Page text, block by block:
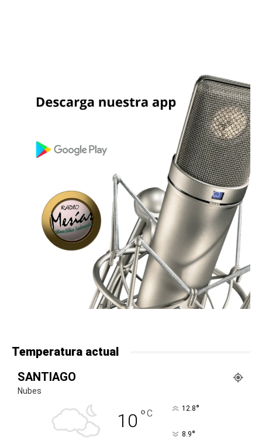
Temperatura actual
SANTIAGO
Nubes
10 °C 12.8°
8.9°